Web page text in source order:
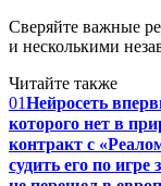
Сверяйте важные
и несколькими
Читайте также
01Нейросеть
которого нет в
контракт с
судить его по игре